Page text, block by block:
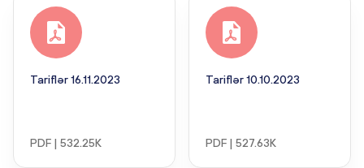
Tariflər 16.11.2023
PDF | 532.25K
Tariflər 10.10.2023
PDF | 527.63K